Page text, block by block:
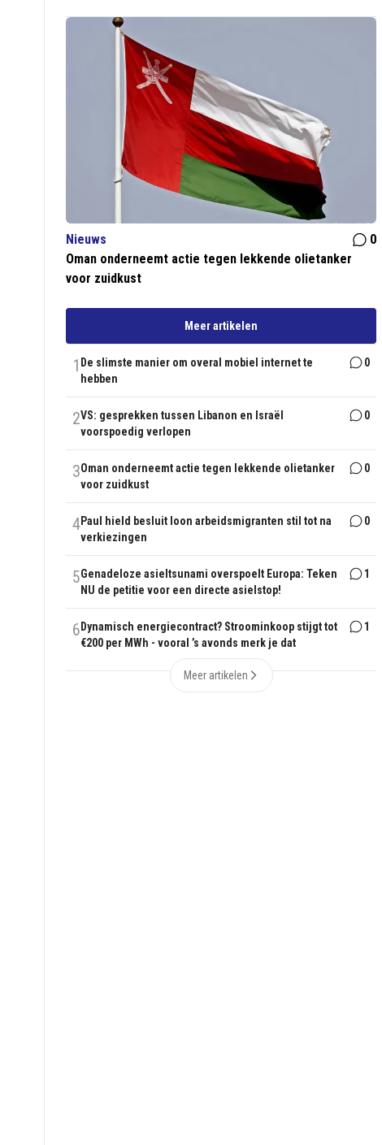
Nieuws
0
Oman onderneemt actie tegen lekkende olietanker
voor zuidkust
Meer artikelen
1 De slimste manier om overal mobiel internet te
hebben
0
2VS: gesprekken tussen Libanon en Israël
voorspoedig verlopen
0
3Oman onderneemt actie tegen lekkende olietanker
voor zuidkust
0
4Paul hield besluit loon arbeidsmigranten stil tot na
verkiezingen
0
5Genadeloze asieltsunami overspoelt Europa: Teken
NU de petitie voor een directe asielstop!
1
6 Dynamisch energiecontract? Stroominkoop stijgt tot
€200 per MWh - vooral ’s avonds merk je dat
1
Meer artikelen